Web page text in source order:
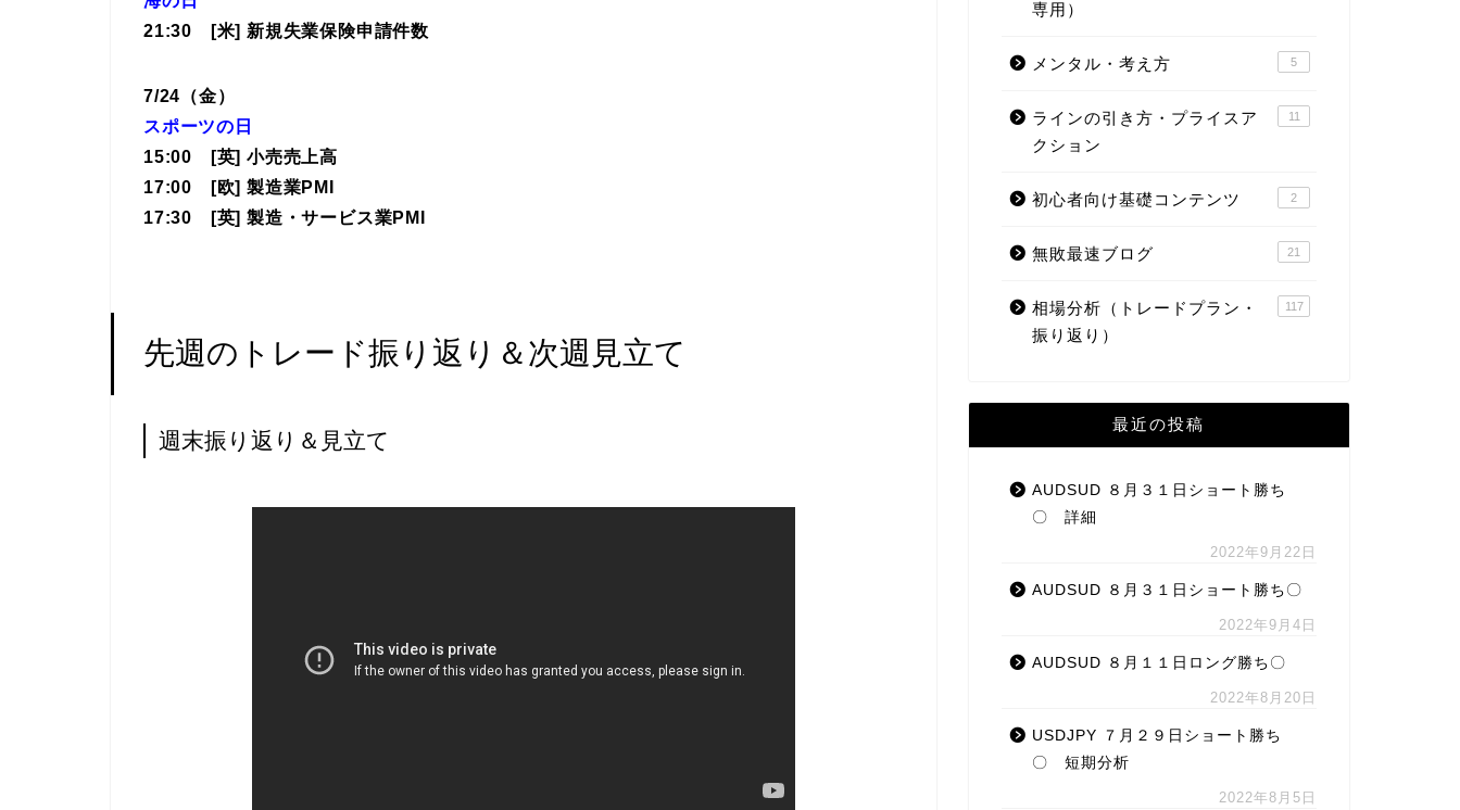
21:30 [米] 新規失業保険申請件数
7/24（金）
スポーツの日
15:00 [英] 小売売上高
17:00 [欧] 製造業PMI
17:30 [英] 製造・サービス業PMI
先週のトレード振り返り＆次週見立て
週末振り返り＆見立て
専用）
メンタル・考え方 5
ラインの引き方・プライスア
クション
11
初心者向け基礎コンテンツ 2
無敗最速ブログ 21
相場分析（トレードプラン・
振り返り）
117
最近の投稿
AUDSUD ８月３１日ショート勝ち
〇 詳細
2022年9月22日
AUDSUD ８月３１日ショート勝ち〇
2022年9月4日
AUDSUD ８月１１日ロング勝ち〇
2022年8月20日
USDJPY ７月２９日ショート勝ち
〇 短期分析
2022年8月5日